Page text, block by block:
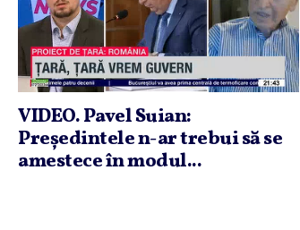
VIDEO. Pavel Suian:
Preşedintele n-ar trebui să se
amestece în modul...